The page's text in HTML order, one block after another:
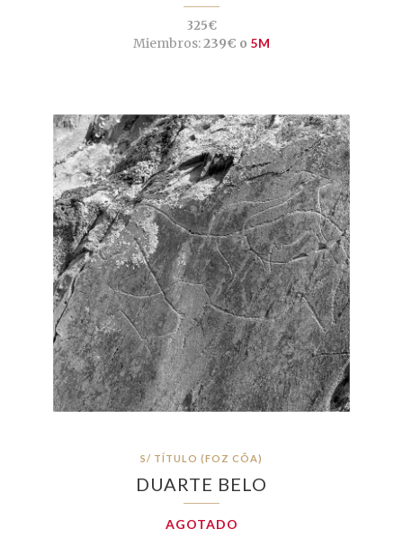
325€
Miembros:239€ o 5M
S/ TÍTULO (FOZ CÔA)
DUARTE BELO
AGOTADO